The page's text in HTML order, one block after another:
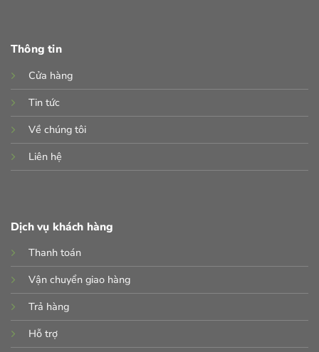
Thông tin
Cửa hàng
Tin tức
Về chúng tôi
Liên hệ
Dịch vụ khách hàng
Thanh toán
Vận chuyển giao hàng
Trả hàng
Hỗ trợ